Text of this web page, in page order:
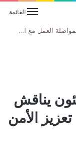
القائمة
السفيرة البريطانية تؤكد للعليمي تطلع بلادها لمواصلة العمل مع الحكومة اليمنية لتعزيز جهود السلام والاستقرار
يناقش
الأمن